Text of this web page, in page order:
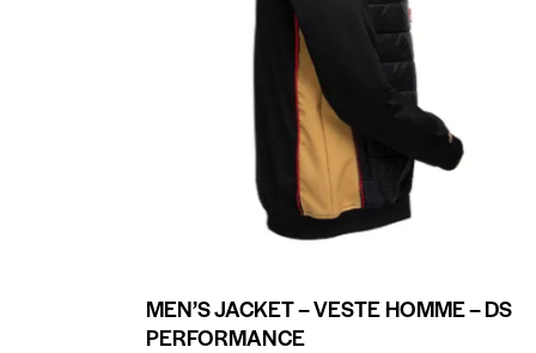
MEN’S JACKET – VESTE HOMME – DS
PERFORMANCE